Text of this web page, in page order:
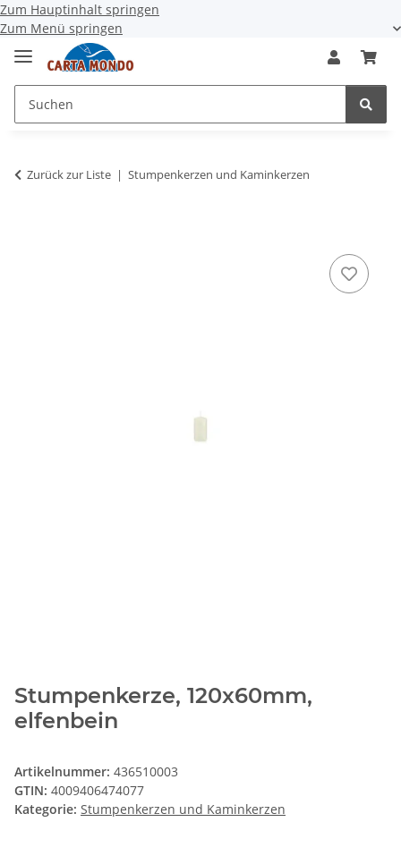
Zum Hauptinhalt springen
Zum Menü springen
Zurück zur Liste Stumpenkerzen und Kaminkerzen
Stumpenkerze, 120x60mm,
elfenbein
Artikelnummer: 436510003
GTIN: 4009406474077
Kategorie: Stumpenkerzen und Kaminkerzen